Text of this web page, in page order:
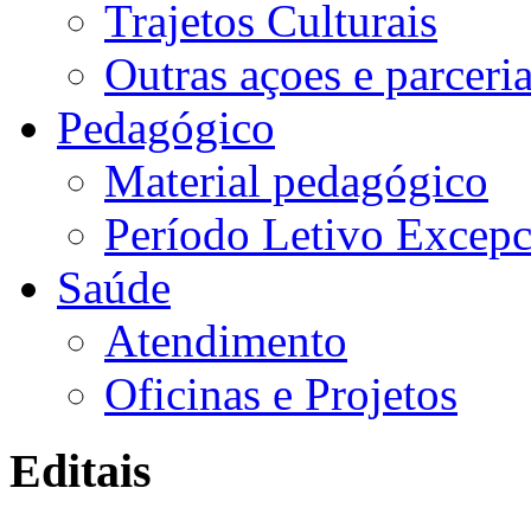
Trajetos Culturais
Outras açoes e
Pedagógico
Material pedagógico
Período Letivo
Saúde
Atendimento
Oficinas e Projetos
Editais